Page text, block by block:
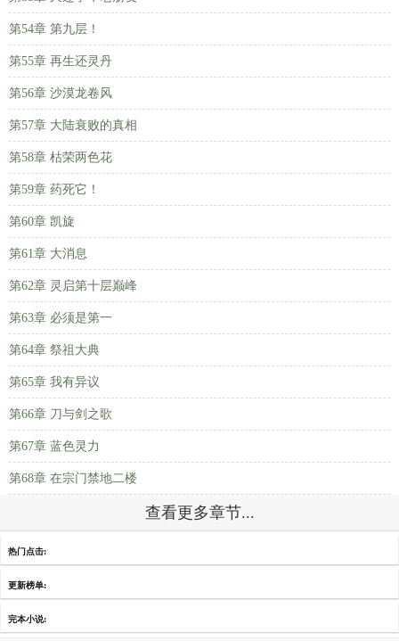
第54章 第九层！
第55章 再生还灵丹
第56章 沙漠龙卷风
第57章 大陆衰败的真相
第58章 枯荣两色花
第59章 药死它！
第60章 凯旋
第61章 大消息
第62章 灵启第十层巅峰
第63章 必须是第一
第64章 祭祖大典
第65章 我有异议
第66章 刀与剑之歌
第67章 蓝色灵力
第68章 在宗门禁地二楼
查看更多章节...
热门点击:
更新榜单:
完本小说: